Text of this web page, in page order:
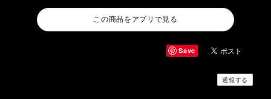
この商品をアプリで見る
Save
通報する